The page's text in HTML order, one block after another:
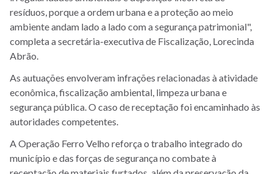
resíduos, porque a ordem urbana e a proteção ao meio
ambiente andam lado a lado com a segurança patrimonial",
completa a secretária-executiva de Fiscalização, Lorecinda
Abrão.
As autuações envolveram infrações relacionadas à atividade
econômica, fiscalização ambiental, limpeza urbana e
segurança pública. O caso de receptação foi encaminhado às
autoridades competentes.
A Operação Ferro Velho reforça o trabalho integrado do
município e das forças de segurança no combate à